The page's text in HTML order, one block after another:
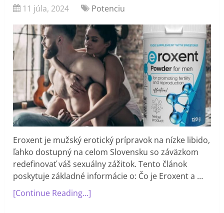
11 júla, 2024 Potenciu
Eroxent je mužský erotický prípravok na nízke libido,
ľahko dostupný na celom Slovensku so záväzkom
redefinovať váš sexuálny zážitok. Tento článok
poskytuje základné informácie o: Čo je Eroxent a …
[Continue Reading...]